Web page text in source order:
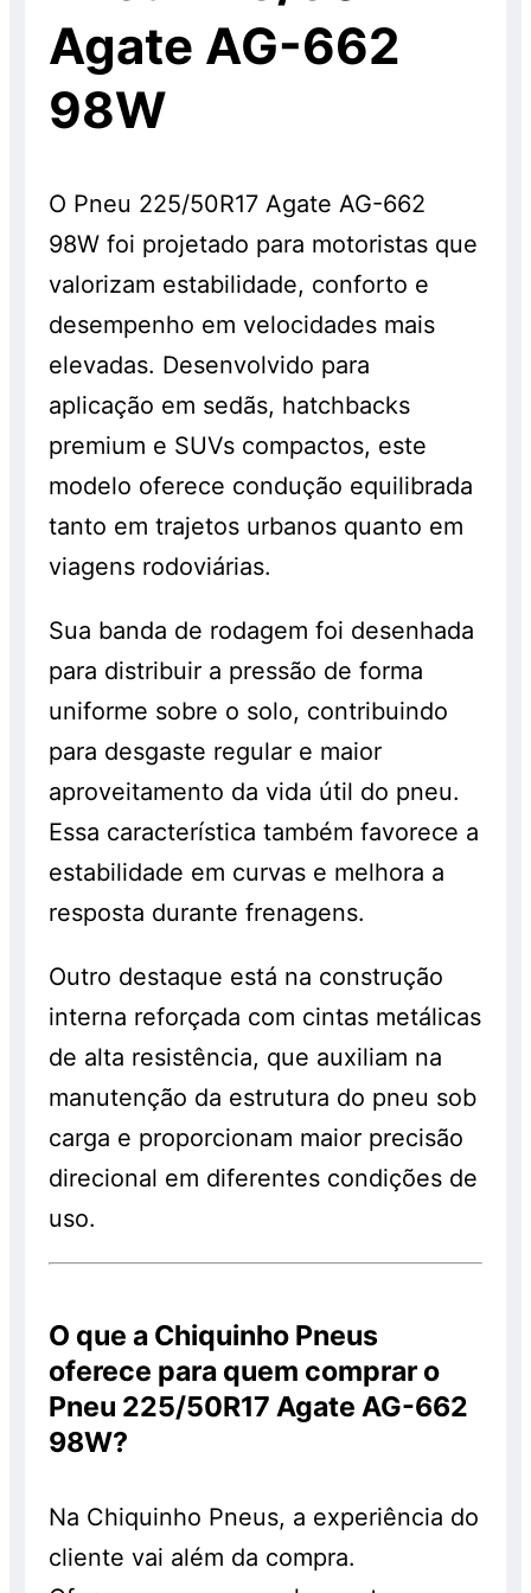
serão cobrados à parte. Os pneus
também são vendidos separadamente e
sem a realização do serviço, pelo preço
normal, sem o desconto. Promoção válida
Agate AG-662
98W
O Pneu 225/50R17 Agate AG-662
98W foi projetado para motoristas que
valorizam estabilidade, conforto e
desempenho em velocidades mais
elevadas. Desenvolvido para
aplicação em sedãs, hatchbacks
premium e SUVs compactos, este
modelo oferece condução equilibrada
tanto em trajetos urbanos quanto em
viagens rodoviárias.
Sua banda de rodagem foi desenhada
para distribuir a pressão de forma
uniforme sobre o solo, contribuindo
para desgaste regular e maior
aproveitamento da vida útil do pneu.
Essa característica também favorece a
estabilidade em curvas e melhora a
resposta durante frenagens.
Outro destaque está na construção
interna reforçada com cintas metálicas
de alta resistência, que auxiliam na
manutenção da estrutura do pneu sob
carga e proporcionam maior precisão
direcional em diferentes condições de
uso.
O que a Chiquinho Pneus
oferece para quem comprar o
Pneu 225/50R17 Agate AG-662
98W?
Na Chiquinho Pneus, a experiência do
cliente vai além da compra.